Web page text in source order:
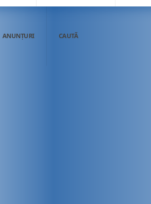
ANUNȚURI CAUTĂ